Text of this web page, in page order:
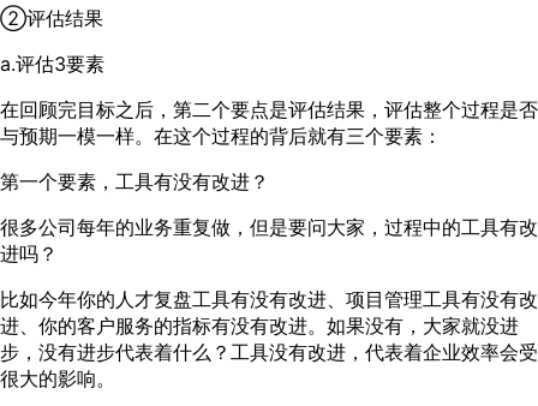
②评估结果
a.评估3要素
在回顾完目标之后，第二个要点是评估结果，评估整个过程是否
与预期一模一样。在这个过程的背后就有三个要素：
第一个要素，工具有没有改进？
很多公司每年的业务重复做，但是要问大家，过程中的工具有改
进吗？
比如今年你的人才复盘工具有没有改进、项目管理工具有没有改
进、你的客户服务的指标有没有改进。如果没有，大家就没进
步，没有进步代表着什么？工具没有改进，代表着企业效率会受
很大的影响。